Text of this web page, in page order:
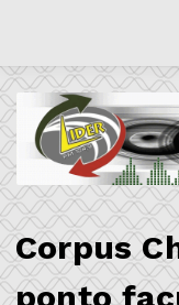
Corpus
ponto